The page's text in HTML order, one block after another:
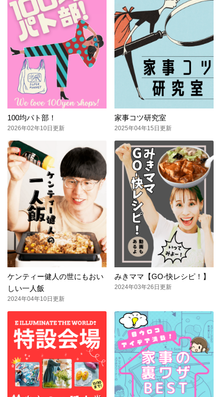
100均パト部！
2026年02年10日更新
家事コツ研究室
2025年04年15日更新
ケンティー健人の世にもおい
しい一人飯
2024年04年10日更新
みきママ【GO-快レシピ！】
2024年03年26日更新